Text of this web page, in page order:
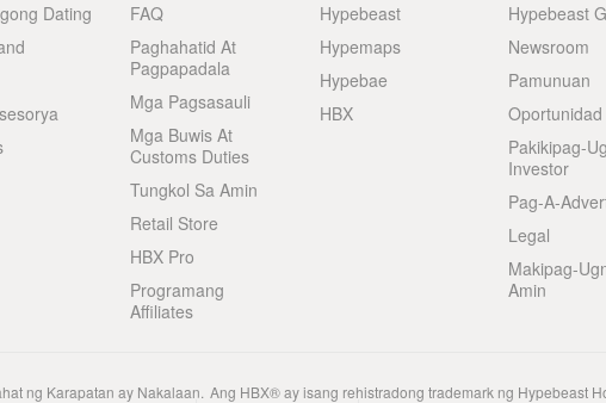
Dating
FAQ
Paghahatid At
Pagpapadala
Mga Pagsasauli
Mga Buwis At
Customs Duties
Tungkol Sa Amin
Retail Store
HBX Pro
Programang
Affiliates
Hypebeast
Hypemaps
Hypebae
HBX
Hypebeast
Newsroom
Pamunuan
Pakikipag-
Investor
Pag-A-
Legal
Makipag-
Amin
ng Karapatan ay Nakalaan. Ang HBX® ay isang rehistradong trademark ng Hypebeast